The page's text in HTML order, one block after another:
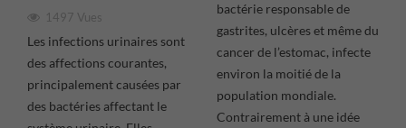
1497 Vues
Les infections urinaires sont
des affections courantes,
principalement causées par
des bactéries affectant le
bactérie responsable de
gastrites, ulcères et même du
cancer de l’estomac, infecte
environ la moitié de la
population mondiale.
Contrairement à une idée